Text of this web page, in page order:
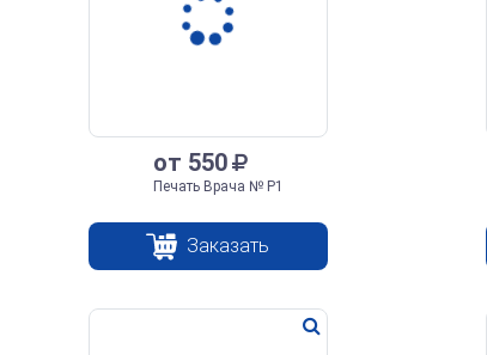
от 550
Печать Врача № Р1
Заказать